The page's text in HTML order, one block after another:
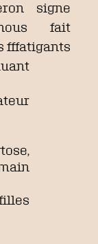
signe
fait
fffatigants